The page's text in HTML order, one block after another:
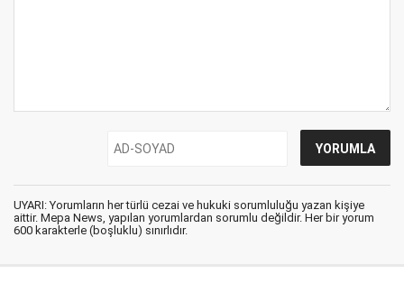
UYARI: Yorumların her türlü cezai ve hukuki sorumluluğu yazan kişiye
aittir. Mepa News, yapılan yorumlardan sorumlu değildir. Her bir yorum
600 karakterle (boşluklu) sınırlıdır.